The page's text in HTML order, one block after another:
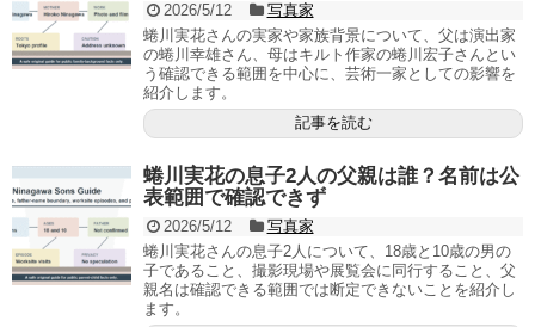
2026/5/12
写真家
蜷川実花さんの実家や家族背景について、父は演出家
の蜷川幸雄さん、母はキルト作家の蜷川宏子さんとい
う確認できる範囲を中心に、芸術一家としての影響を
紹介します。
記事を読む
蜷川実花の息子2人の父親は誰？名前は公
表範囲で確認できず
2026/5/12
写真家
蜷川実花さんの息子2人について、18歳と10歳の男の
子であること、撮影現場や展覧会に同行すること、父
親名は確認できる範囲では断定できないことを紹介し
ます。